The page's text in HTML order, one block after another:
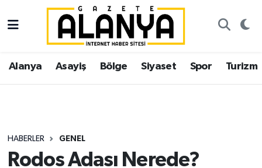
Alanya Asayiş Bölge Siyaset Spor Turizm
HABERLER GENEL
Rodos Adası Nerede?
Alanya
Asayiş
Siyaset
Spor
İstanbul Nöbetçi Eczaneler
İstanbul Hava Durumu
Süper Lig Puan Durumu ve Fikstür
Tüm Manşetler